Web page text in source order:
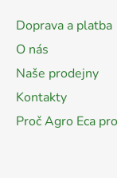
Doprava a platba
O nás
Naše prodejny
Kontakty
Proč Agro Eca